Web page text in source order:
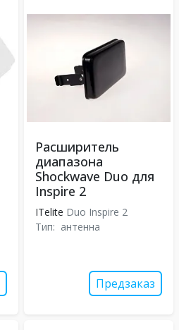
Расширитель
диапазона
Shockwave Duo для
Inspire 2
ITelite Duo Inspire 2
Тип: антенна
Предзаказ